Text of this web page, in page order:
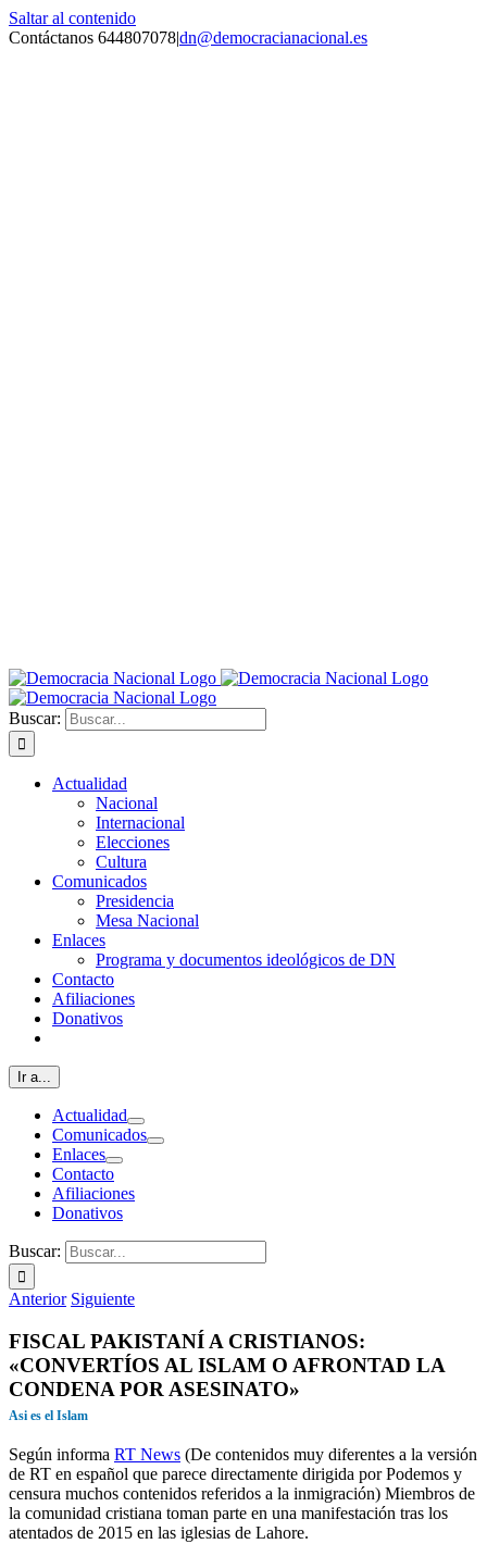
Saltar al contenido
Contáctanos 644807078|dn@democracianacional.es
Buscar:
Actualidad
Nacional
Internacional
Elecciones
Cultura
Comunicados
Presidencia
Mesa Nacional
Enlaces
Programa y documentos ideológicos de DN
Contacto
Afiliaciones
Donativos
Ir a...
Actualidad
Comunicados
Enlaces
Contacto
Afiliaciones
Donativos
Buscar:
Anterior Siguiente
FISCAL PAKISTANÍ A CRISTIANOS:
«CONVERTÍOS AL ISLAM O AFRONTAD LA
CONDENA POR ASESINATO»
Asi es el Islam
Según informa RT News (De contenidos muy diferentes a la versión
de RT en español que parece directamente dirigida por Podemos y
censura muchos contenidos referidos a la inmigración) Miembros de
la comunidad cristiana toman parte en una manifestación tras los
atentados de 2015 en las iglesias de Lahore.